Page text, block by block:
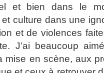
et bien dans le
culture dans une
et de violences
J’ai beaucoup
mise en scène, aux